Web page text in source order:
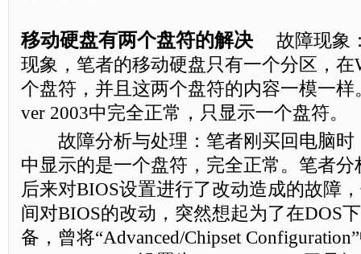
移动硬盘有两个盘符的解决 故障现象
现象，笔者的移动硬盘只有一个分区，在
个盘符，并且这两个盘符的内容一模一样
ver 2003中完全正常，只显示一个盘符。
故障分析与处理：笔者刚买回电脑时
中显示的是一个盘符，完全正常。笔者
后来对BIOS设置进行了改动造成的故障
间对BIOS的改动，突然想起为了在DOS
备，曾将“Advanced/Chipset